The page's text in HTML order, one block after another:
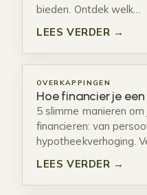
bieden. Ontdek welk…
LEES VERDER →
OVERKAPPINGEN
Hoe financier je
5 slimme manieren
financieren: van
hypotheekverhoging.
LEES VERDER →